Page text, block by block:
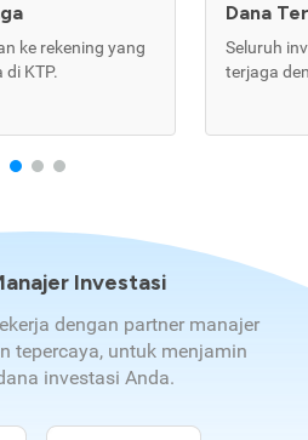
ke rekening yang
KTP.
Dana
Seluruh
terjaga
Investasi
dengan partner manajer
tepercaya, untuk menjamin
investasi Anda.